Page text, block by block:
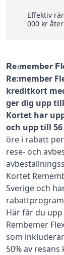
Re:member
Re:member
kreditkort
ger dig upp
Kortet har
och upp till
öre i rabatt
rese- och
Kortet
Sverige och
Här får du
Rembemer
som
50% av
Effektiv
000 kr